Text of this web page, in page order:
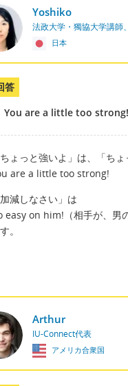
Yoshiko
法政大学・獨協大学講師
日本
答
You are a little too
ちょっと強いよ」は、「ち
are a little too strong!
加減しなさい」は
easy on him!（相手が、男
。
Arthur
IU-Connect代表
アメリカ合衆国